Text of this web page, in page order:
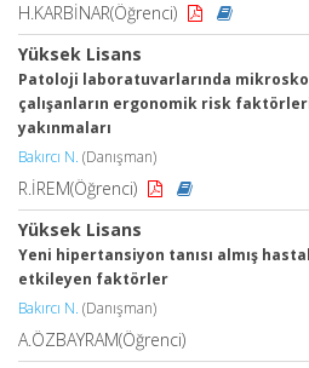
H.KARBİNAR(Öğrenci)
Yüksek Lisans
Patoloji laboratuvarlarında
çalışanların ergonomik risk
yakınmaları
Bakırcı N. (Danışman)
R.İREM(Öğrenci)
Yüksek Lisans
Yeni hipertansiyon tanısı almış
etkileyen faktörler
Bakırcı N. (Danışman)
A.ÖZBAYRAM(Öğrenci)